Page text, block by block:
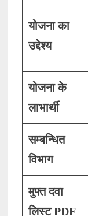
योजना का
उद्देश्य
योजना के
लाभार्थी
सम्बन्धित
विभाग
मुफ्त दवा
लिस्ट PDF